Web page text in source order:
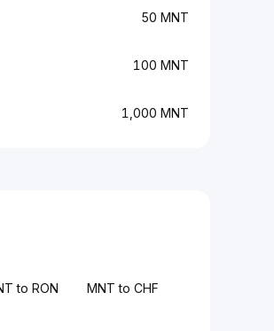
50 MNT
100 MNT
1,000 MNT
to RON MNT to CHF